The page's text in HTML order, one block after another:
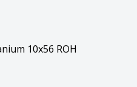
10х56 ROH